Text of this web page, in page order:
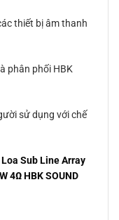
thiết bị âm thanh
phân phối HBK
sử dụng với chế
Sub Line Array
4Ω HBK SOUND